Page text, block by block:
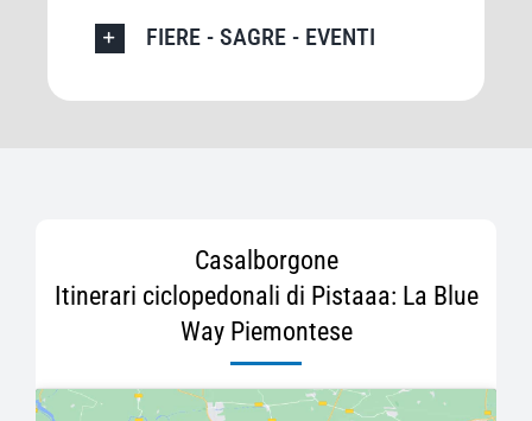
FIERE - SAGRE - EVENTI
Casalborgone
Itinerari ciclopedonali di Pistaaa: La Blue
Way Piemontese